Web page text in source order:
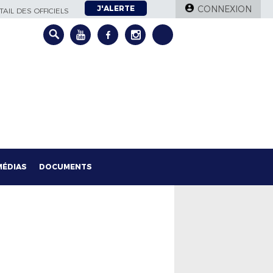
DES OFFICIELS J'ALERTE CONNEXION
DOCUMENTS